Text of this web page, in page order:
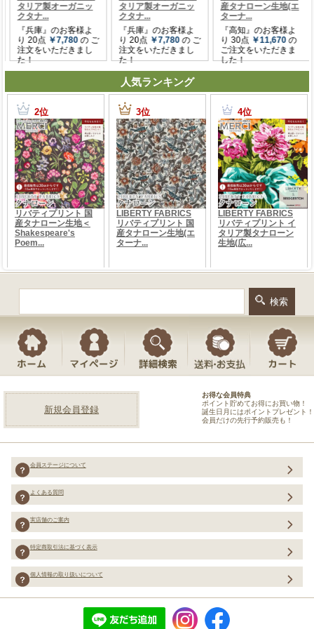
人気ランキング
新規会員登録
お得な会員特典
ポイント貯めてお得にお買い物！
誕生日月にはポイントプレゼント！
会員だけの先行予約販売も！
会員ステージについて
よくある質問
実店舗のご案内
特定商取引法に基づく表示
個人情報の取り扱いについて